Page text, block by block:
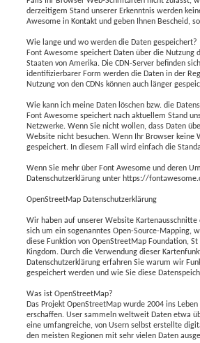
derzeitigem Stand unserer Erkenntnis werden
Awesome in Kontakt und geben Ihnen Bescheid,
Wie lange und wo werden die Daten gespeichert?
Font Awesome speichert Daten über die Nutzung
Staaten von Amerika. Die CDN-Server befinden
identifizierbarer Form werden die Daten in der
Nutzung von den CDNs können auch länger
Wie kann ich meine Daten löschen bzw. die
Font Awesome speichert nach aktuellem Stand
Netzwerke. Wenn Sie nicht wollen, dass Daten
Website nicht besuchen. Wenn Ihr Browser
gespeichert. In diesem Fall wird einfach die
Wenn Sie mehr über Font Awesome und deren
Datenschutzerklärung unter https://
OpenStreetMap Datenschutzerklärung
Wir haben auf unserer Website
sich um ein sogenanntes Open-Source-Mapping,
diese Funktion von OpenStreetMap Foundation, St
Kingdom. Durch die Verwendung dieser
Datenschutzerklärung erfahren Sie warum wir
gespeichert werden und wie Sie diese
Was ist OpenStreetMap?
Das Projekt OpenStreetMap wurde 2004 ins
erschaffen. User sammeln weltweit Daten etwa
eine umfangreiche, von Usern selbst erstellte
den meisten Regionen mit sehr vielen Daten